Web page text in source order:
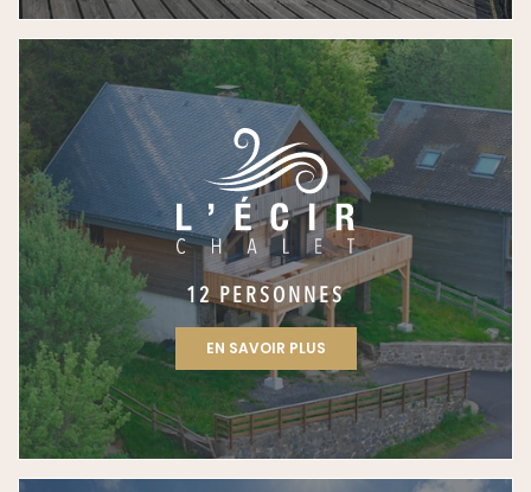
12 PERSONNES
EN SAVOIR PLUS